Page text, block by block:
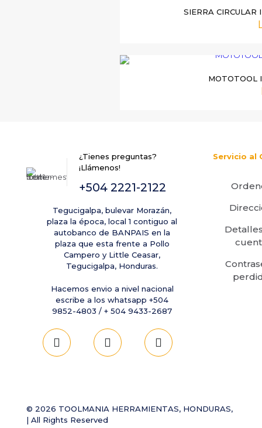
SIERRA CIRCULAR
MOTOTOOL
¿Tienes preguntas?
¡Llámenos!
+504 2221-2122
Tegucigalpa, bulevar Morazán,
plaza la época, local 1 contiguo al
autobanco de BANPAIS en la
plaza que esta frente a Pollo
Campero y Little Ceasar,
Tegucigalpa, Honduras.
Hacemos envio a nivel nacional
escribe a los whatsapp +504
9852-4803 / + 504 9433-2687
Servicio al
© 2026 TOOLMANIA HERRAMIENTAS, HONDURAS,
| All Rights Reserved